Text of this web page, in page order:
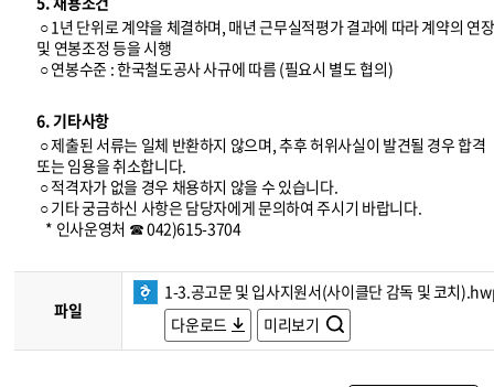
○ 1년 단위로 계약을 체결하며, 매년 근무실적평가 결과에 따라 계약의 연장
및 연봉조정 등을 시행
○ 연봉수준 : 한국철도공사 사규에 따름 (필요시 별도 협의)
6. 기타사항
○ 제출된 서류는 일체 반환하지 않으며, 추후 허위사실이 발견될 경우 합격
또는 임용을 취소합니다.
○ 적격자가 없을 경우 채용하지 않을 수 있습니다.
○ 기타 궁금하신 사항은 담당자에게 문의하여 주시기 바랍니다.
* 인사운영처 ☎ 042)615-3704
파일
1-3.공고문 및 입사지원서(사이클단 감독 및 코치
다운로드
미리보기